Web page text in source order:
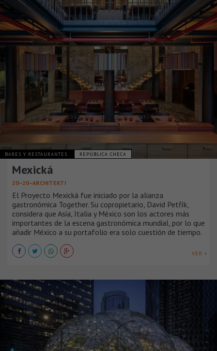
BARES Y RESTAURANTES REPÚBLICA CHECA
Mexická
20–20–ARCHITEKTI
El Proyecto Mexická fue iniciado por la alianza
gastronómica Together. Su copropietario, David Petřík,
considera que Asia, Italia y México son los actores más
importantes de la escena gastronómica mundial, por lo que
añadir México a su portafolio era solo cuestión de tiempo.
VER +